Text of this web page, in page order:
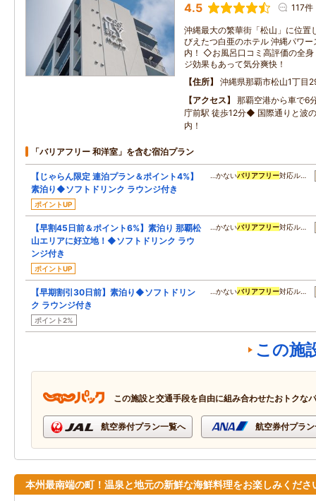
4.5 117件
沖縄最大の繁華街「松山」に位置
びえたつ白亜のホテル 沖縄パワー
内！ ◇お風呂口コミ高評価の全
ジ効果もあって気分爽快！
住所
沖縄県那覇市松山1丁目
アクセス
那覇空港から車で6
庁前駅 徒歩12分◆ 国際通りと波
内！
「バリアフリー 和洋室」を含む宿泊プラン
【じゃらん限定 連泊プラン＆ポイント4%】
素泊り◆ソフトドリンク ラウンジ付き
ポイントUP
…かないバリアフリー対応ル…
【早割45日前＆ポイント6%】素泊り 那覇松
山エリアに好立地！◆ソフトドリンク ラウ
ンジ付き
ポイントUP
…かないバリアフリー対応ル…
【早期割引30日前】素泊り◆ソフトドリン
ク ラウンジ付き
ポイント2%
…かないバリアフリー対応ル…
この施
この施設と交通手段を自由に組み合わせたおトクな
航空券付プラン一覧へ 航空券付プラ
本州最南端の町！温泉と地元の新鮮な海鮮料理をお楽しみくださ